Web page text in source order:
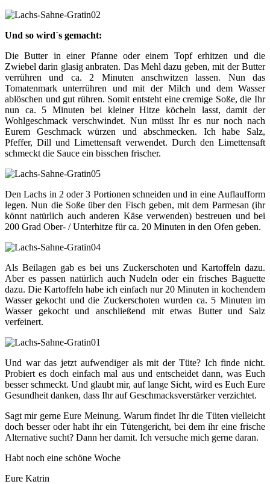
Und so wird´s gemacht:
Die Butter in einer Pfanne oder einem Topf erhitzen und die
Zwiebel darin glasig anbraten. Das Mehl dazu geben, mit der Butter
verrühren und ca. 2 Minuten anschwitzen lassen. Nun das
Tomatenmark unterrühren und mit der Milch und dem Wasser
ablöschen und gut rühren. Somit entsteht eine cremige Soße, die Ihr
nun ca. 5 Minuten bei kleiner Hitze köcheln lasst, damit der
Wohlgeschmack verschwindet. Nun müsst Ihr es nur noch nach
Eurem Geschmack würzen und abschmecken. Ich habe Salz,
Pfeffer, Dill und Limettensaft verwendet. Durch den Limettensaft
schmeckt die Sauce ein bisschen frischer.
Den Lachs in 2 oder 3 Portionen schneiden und in eine Auflaufform
legen. Nun die Soße über den Fisch geben, mit dem Parmesan (ihr
könnt natürlich auch anderen Käse verwenden) bestreuen und bei
200 Grad Ober- / Unterhitze für ca. 20 Minuten in den Ofen geben.
Als Beilagen gab es bei uns Zuckerschoten und Kartoffeln dazu.
Aber es passen natürlich auch Nudeln oder ein frisches Baguette
dazu. Die Kartoffeln habe ich einfach nur 20 Minuten in kochendem
Wasser gekocht und die Zuckerschoten wurden ca. 5 Minuten im
Wasser gekocht und anschließend mit etwas Butter und Salz
verfeinert.
Und war das jetzt aufwendiger als mit der Tüte? Ich finde nicht.
Probiert es doch einfach mal aus und entscheidet dann, was Euch
besser schmeckt. Und glaubt mir, auf lange Sicht, wird es Euch Eure
Gesundheit danken, dass Ihr auf Geschmacksverstärker verzichtet.
Sagt mir gerne Eure Meinung. Warum findet Ihr die Tüten vielleicht
doch besser oder habt ihr ein Tütengericht, bei dem ihr eine frische
Alternative sucht? Dann her damit. Ich versuche mich gerne daran.
Habt noch eine schöne Woche
Eure Katrin